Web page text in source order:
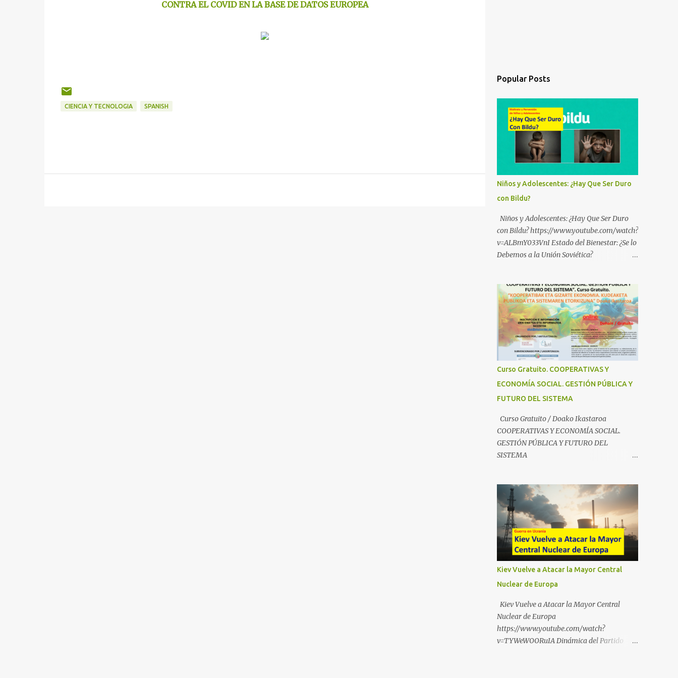
CONTRA EL COVID EN LA BASE DE DATOS EUROPEA
CIENCIA Y TECNOLOGIA SPANISH
Popular Posts
Niños y Adolescentes: ¿Hay Que Ser Duro
con Bildu?
Niños y Adolescentes: ¿Hay Que Ser Duro
con Bildu? https://www.youtube.com/watch?
v=ALBmY033VnI Estado del Bienestar: ¿Se lo
Debemos a la Unión Soviética?
Cooperativas
https://www.youtube.com/watch?v=ylup-
4KPu5w Capitalismo Inclusivo y Cuarta
Revolución Industrial
https://www.youtube.com/shorts/dGKjgqEv
RHk ¿Conoces los nuevos canales de
BABESTU? Si quieres hacer algo, o
adolescentes vascos frente a abusos y
manipulaciones: BABESTUren kanal berriak
nerabeak abusu eta manipulazioetatik
babesteko zerbait egin nahi baduzu, edo
ideiak partekatu nahi badituzu: Telegram :
https://t.me/babestu_proteger WhatsApp :
6k0LKZJWzQyoE1T SÍGUENOS EN
YOUTUBE:
https://www.youtube.com/@ekaicenter?
sub_confirmation=1
Curso Gratuito. COOPERATIVAS Y
ECONOMÍA SOCIAL. GESTIÓN PÚBLICA Y
FUTURO DEL SISTEMA
Curso Gratuito / Doako Ikastaroa
COOPERATIVAS Y ECONOMÍA SOCIAL.
GESTIÓN PÚBLICA Y FUTURO DEL
SISTEMA
usp=sharing
Kiev Vuelve a Atacar la Mayor Central
Nuclear de Europa
Kiev Vuelve a Atacar la Mayor Central
Nuclear de Europa
https://www.youtube.com/watch?
v=TYWeWOORuIA Dinámica del Partido